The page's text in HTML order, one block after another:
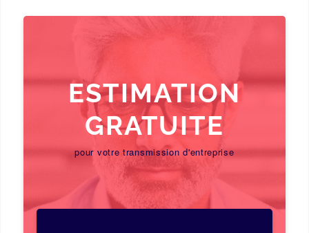
ESTIMATION
GRATUITE
pour votre transmission d'entreprise